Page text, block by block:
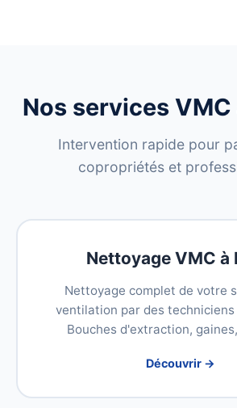
Nos services VMC
Intervention rapide pour
copropriétés et
Nettoyage VMC à
Nettoyage complet de votre
ventilation par des techniciens
Bouches d'extraction,
Découvrir →